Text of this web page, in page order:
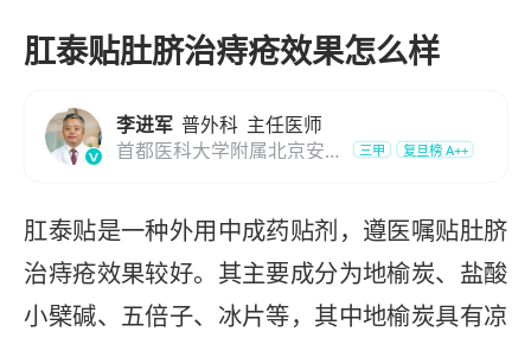
肛泰贴肚脐治痔疮效果怎么样
李进军 普外科 主任医师
首都医科大学附属北京安贞
三甲 复旦榜 A++
肛泰贴是一种外用中成药贴剂，遵医嘱贴肚脐
治痔疮效果较好。其主要成分为地榆炭、盐酸
小檗碱、五倍子、冰片等，其中地榆炭具有凉